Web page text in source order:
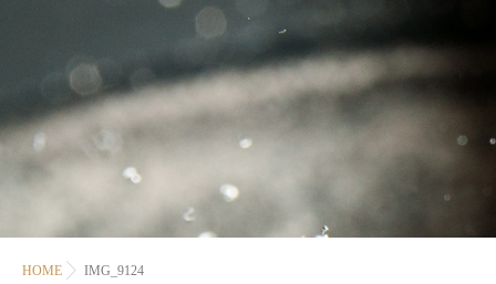
HOME IMG_9124